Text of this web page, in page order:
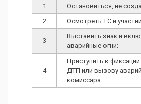
1
Остановиться, не
2
Осмотреть ТС и
3
Выставить знак и
аварийные огни;
4
Приступить к
ДТП или вызову
комиссара